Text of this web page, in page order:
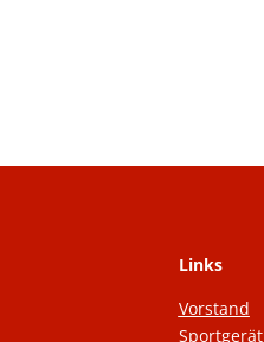
Links
Vorstand
Sportgerät